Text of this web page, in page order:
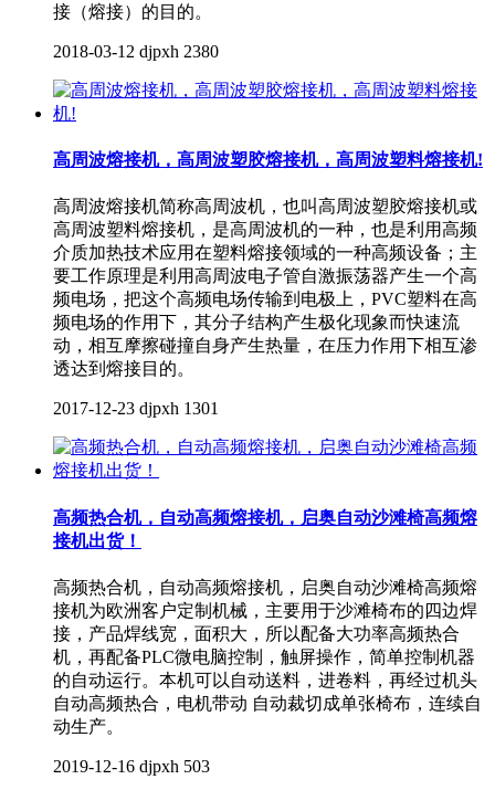
接（熔接）的目的。
2018-03-12 djpxh 2380
高周波熔接机，高周波塑胶熔接机，高周波塑料熔接机!
高周波熔接机简称高周波机，也叫高周波塑胶熔接机或
高周波塑料熔接机，是高周波机的一种，也是利用高频
介质加热技术应用在塑料熔接领域的一种高频设备；主
要工作原理是利用高周波电子管自激振荡器产生一个高
频电场，把这个高频电场传输到电极上，PVC塑料在高
频电场的作用下，其分子结构产生极化现象而快速流
动，相互摩擦碰撞自身产生热量，在压力作用下相互渗
透达到熔接目的。
2017-12-23 djpxh 1301
高频热合机，自动高频熔接机，启奥自动沙滩椅高频熔
接机出货！
高频热合机，自动高频熔接机，启奥自动沙滩椅高频熔
接机为欧洲客户定制机械，主要用于沙滩椅布的四边焊
接，产品焊线宽，面积大，所以配备大功率高频热合
机，再配备PLC微电脑控制，触屏操作，简单控制机器
的自动运行。本机可以自动送料，进卷料，再经过机头
自动高频热合，电机带动 自动裁切成单张椅布，连续自
动生产。
2019-12-16 djpxh 503